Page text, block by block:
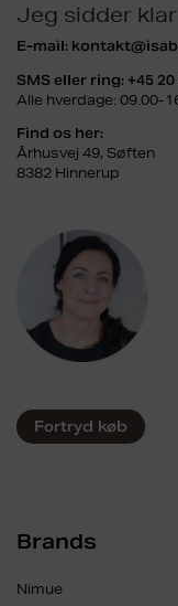
Jeg sidder
E-mail:
SMS eller ring: +45 20
Alle hverdage: 09.00-
Find os her:
Århusvej 49, Søften
8382 Hinnerup
Fortryd køb
Brands
Nimue